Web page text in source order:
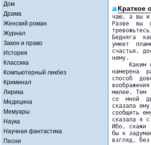
Дом
Драма
Женский роман
Журнал
Закон и право
История
Классика
Компьютерный ликбез
Криминал
Лирика
Медицина
Мемуары
Наука
Научная фантастика
Песни
Краткое
чаю, а вы и
Разве  вы
Бедняга
умеет
счастье,
нему.
Каким
намерена
способ
милее. Тем
со  мной
сказала
сообщить
сказала я
Ибо, скажи
бы к
взгляд,